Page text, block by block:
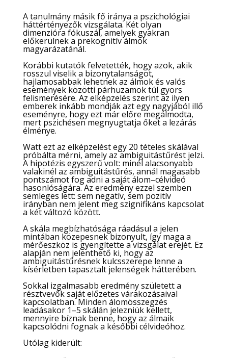
A tanulmány másik fő iránya a pszichológiai
háttértényezők vizsgálata. Két olyan
dimenzióra fókuszál, amelyek gyakran
előkerülnek a prekognitív álmok
magyarázatánál.
Korábbi kutatók felvetették, hogy azok, akik
rosszul viselik a bizonytalanságot,
hajlamosabbak lehetnek az álmok és valós
események közötti párhuzamok túl gyors
felismerésére. Az elképzelés szerint az ilyen
emberek inkább mondják azt egy nagyjából illő
eseményre, hogy ezt már előre megálmodta,
mert pszichésen megnyugtatja őket a lezárás
élménye.
Watt ezt az elképzelést egy 20 tételes skálával
próbálta mérni, amely az ambiguitástűrést jelzi.
A hipotézis egyszerű volt: minél alacsonyabb
valakinél az ambiguitástűrés, annál magasabb
pontszámot fog adni a saját álom–célvideó
hasonlóságára. Az eredmény ezzel szemben
semleges lett: sem negatív, sem pozitív
irányban nem jelent meg szignifikáns kapcsolat
a két változó között.
A skála megbízhatósága ráadásul a jelen
mintában közepesnek bizonyult, így maga a
mérőeszköz is gyengítette a vizsgálat erejét. Ez
alapján nem jelenthető ki, hogy az
ambiguitástűrésnek kulcsszerepe lenne a
kísérletben tapasztalt jelenségek hátterében.
Sokkal izgalmasabb eredmény született a
résztvevők saját előzetes várakozásaival
kapcsolatban. Minden álomösszegzés
leadásakor 1–5 skálán jelezniük kellett,
mennyire bíznak benne, hogy az álmaik
kapcsolódni fognak a későbbi célvideóhoz.
Utólag kiderült: